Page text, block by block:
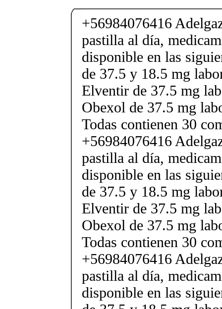
+56984076416
pastilla al día,
disponible en las
de 37.5 y 18.5 mg
Elventir de 37.5 mg
Obexol de 37.5 mg
Todas contienen 30
+56984076416
pastilla al día,
disponible en las
de 37.5 y 18.5 mg
Elventir de 37.5 mg
Obexol de 37.5 mg
Todas contienen 30
+56984076416
pastilla al día,
disponible en las